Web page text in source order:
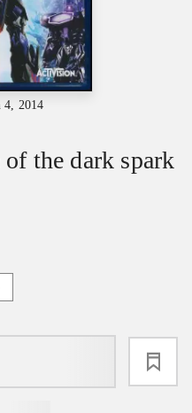
4, 2014
the dark spark